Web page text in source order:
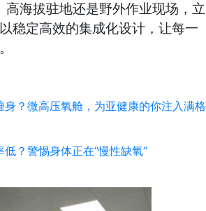
高海拔驻地还是野外作业现场，立
以稳定高效的集成化设计，让每一
身？微高压氧舱，为亚健康的你注入满格
？警惕身体正在“慢性缺氧”